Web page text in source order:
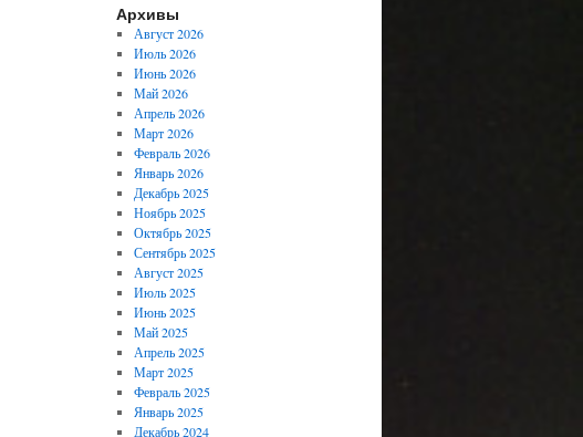
Архивы
Август 2026
Июль 2026
Июнь 2026
Май 2026
Апрель 2026
Март 2026
Февраль 2026
Январь 2026
Декабрь 2025
Ноябрь 2025
Октябрь 2025
Сентябрь 2025
Август 2025
Июль 2025
Июнь 2025
Май 2025
Апрель 2025
Март 2025
Февраль 2025
Январь 2025
Декабрь 2024